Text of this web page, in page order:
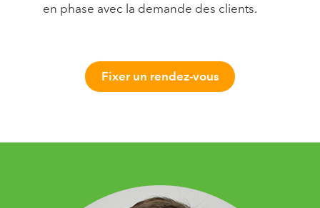
en phase avec la demande des clients.
Fixer un rendez-vous